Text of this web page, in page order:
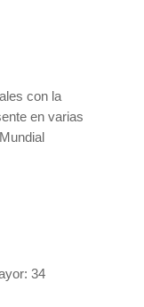
con la
en varias
34